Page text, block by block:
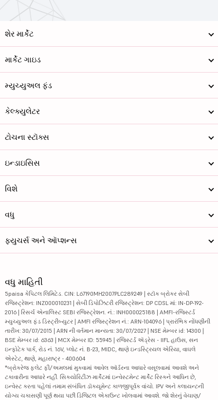
શેર માર્કેટ
માર્કેટ ગાઇડ
મ્યુચ્યુઅલ ફંડ
કેલ્ક્યુલેટર
ટોચના સ્ટૉક્સ
ઇન્ડાઇસિસ
વિશે
વધુ
ફ્યુચર્સ અને ઑપ્શન્સ
વધુ માહિતી
5paisa કેપિટલ લિમિટેડ. CIN: L67190MH2007PLC289249 | સ્ટૉક બ્રોકર સેબી
રજિસ્ટ્રેશન: INZ000010231 | સેબી ડિપોઝિટરી રજિસ્ટ્રેશન: DP CDSL માં: IN-DP-192-
2016 | રિસર્ચ એનાલિસ્ટ SEBI રજિસ્ટ્રેશન. નં.: INH000025188 | AMFI-રજિસ્ટર્ડ
મ્યુચ્યુઅલ ફંડ ડિસ્ટ્રીબ્યુટર | AMFI રજિસ્ટ્રેશન નં.: ARN-104096 | પ્રારંભિક નોંધણીની
તારીખ: 30/07/2015 | ARN ની વર્તમાન માન્યતા: 30/07/2027 | NSE મેમ્બર id: 14300 |
BSE મેમ્બર id: 6363 | MCX મેમ્બર ID: 55945 | રજિસ્ટર્ડ ઍડ્રેસ - IIFL હાઉસ, સન
ઇન્ફોટેક પાર્ક, રોડ નં. 16V, પ્લોટ નં. B-23, MIDC, થાણે ઇન્ડસ્ટ્રિયલ એરિયા, વાઘલે
એસ્ટેટ, થાણે, મહારાષ્ટ્ર - 400604
*બ્રોકરેજ ફ્લેટ ફી/અમલમાં મુકવામાં આવેલ ઑર્ડરના આધારે વસૂલવામાં આવશે અને
ટકાવારીના આધારે નહીં. સિક્યોરિટીઝ માર્કેટમાં ઇન્વેસ્ટમેન્ટ માર્કેટ રિસ્કને આધિન છે,
ઇન્વેસ્ટ કરતા પહેલાં તમામ સંબંધિત ડૉક્યૂમેન્ટ કાળજીપૂર્વક વાંચો. IPV અને ક્લાયન્ટની
યોગ્ય ચકાસણી પૂર્ણ થયા પછી ડિજિટલ એકાઉન્ટ ખોલવામાં આવશે. જો શેરનું વેચાણ/